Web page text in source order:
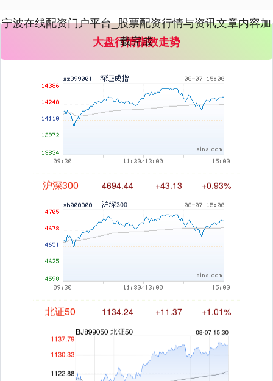
宁波在线配资门户平台_股票配资行情与资讯文章内容加
载完成
大盘行情指数走势
14311.01 +200.89
沪深300 4694.44 +43.13 +0.93%
北证50 1134.24 +11.37 +1.01%